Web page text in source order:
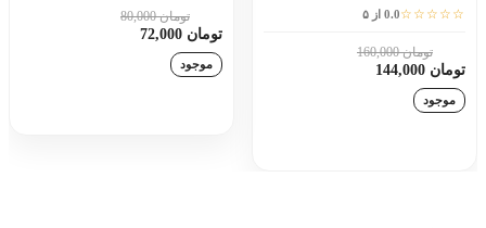
☆☆☆☆☆0.0 از ۵
تومان 160,000
تومان 144,000
موجود
تومان 80,000
تومان 72,000
موجود